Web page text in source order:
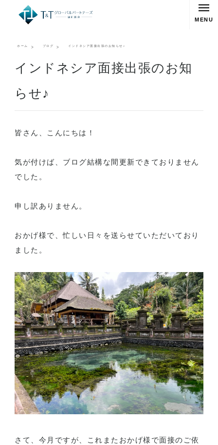
MENU
ホーム ブログ インドネシア面接出張のお知らせ♪
インドネシア面接出張のお知
らせ♪
皆さん、こんにちは！
気が付けば、ブログ結構な間更新できておりません
でした。
申し訳ありません。
おかげ様で、忙しい日々を送らせていただいており
ました。
さて、今月ですが、これまたおかげ様で面接のご依